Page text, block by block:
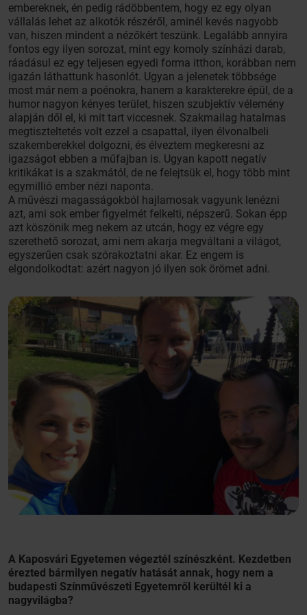
embereknek, én pedig rádöbbentem, hogy ez egy olyan
vállalás lehet az alkotók részéről, aminél kevés nagyobb
van, hiszen mindent a nézőkért teszünk. Legalább annyira
fontos egy ilyen sorozat, mint egy komoly színházi darab,
ráadásul ez egy teljesen egyedi forma itthon, korábban nem
igazán láthattunk hasonlót. Ugyan a jelenetek többsége
most már nem a poénokra, hanem a karakterekre épül, de a
humor nagyon kényes terület, hiszen szubjektív vélemény
alapján dől el, ki mit tart viccesnek. Szakmailag hatalmas
megtiszteltetés volt ezzel a csapattal, ilyen élvonalbeli
szakemberekkel dolgozni, és élveztem megkeresni az
igazságot ebben a műfajban is. Ugyan kapott negatív
kritikákat is a szakmától, de ne felejtsük el, hogy több mint
egymillió ember nézi naponta.
A művészi magasságokból hajlamosak vagyunk lenézni
azt, ami sok ember figyelmét felkelti, népszerű. Sokan épp
azt köszönik meg nekem az utcán, hogy ez végre egy
szerethető sorozat, ami nem akarja megváltani a világot,
egyszerűen csak szórakoztatni akar. Ez engem is
elgondolkodtat: azért nagyon jó ilyen sok örömet adni.
A Kaposvári Egyetemen végeztél színészként. Kezdetben
érezted bármilyen negatív hatását annak, hogy nem a
budapesti Színművészeti Egyetemről kerültél ki a
nagyvilágba?